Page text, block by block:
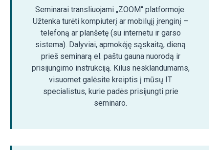
Seminarai transliuojami „ZOOM“ platformoje.
Užtenka turėti kompiuterį ar mobilųjį įrenginį –
telefoną ar planšetę (su internetu ir garso
sistema). Dalyviai, apmokėję sąskaitą, dieną
prieš seminarą el. paštu gauna nuorodą ir
prisijungimo instrukciją. Kilus nesklandumams,
visuomet galėsite kreiptis į mūsų IT
specialistus, kurie padės prisijungti prie
seminaro.